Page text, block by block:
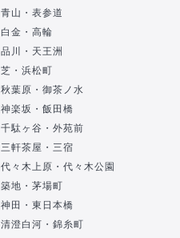
青山・表参道
白金・高輪
品川・天王洲
芝・浜松町
秋葉原・御茶ノ水
神楽坂・飯田橋
千駄ヶ谷・外苑前
三軒茶屋・三宿
代々木上原・代々木公園
築地・茅場町
神田・東日本橋
清澄白河・錦糸町